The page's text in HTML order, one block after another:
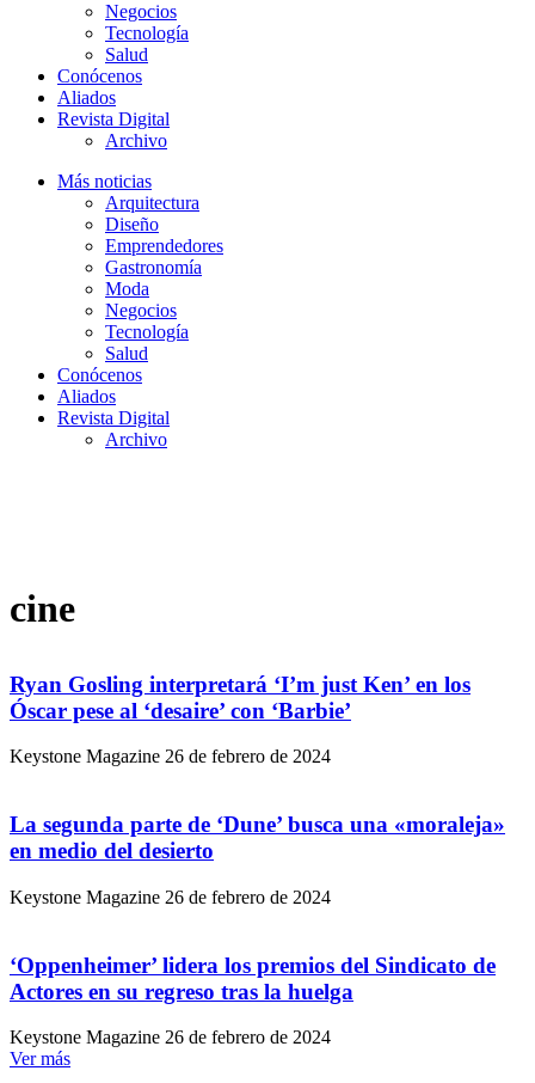
Negocios
Tecnología
Salud
Conócenos
Aliados
Revista Digital
Archivo
Más noticias
Arquitectura
Diseño
Emprendedores
Gastronomía
Moda
Negocios
Tecnología
Salud
Conócenos
Aliados
Revista Digital
Archivo
cine
Ryan Gosling interpretará ‘I’m just Ken’ en los
Óscar pese al ‘desaire’ con ‘Barbie’
Keystone Magazine 26 de febrero de 2024
La segunda parte de ‘Dune’ busca una «moraleja»
en medio del desierto
Keystone Magazine 26 de febrero de 2024
‘Oppenheimer’ lidera los premios del Sindicato de
Actores en su regreso tras la huelga
Keystone Magazine 26 de febrero de 2024
Ver más